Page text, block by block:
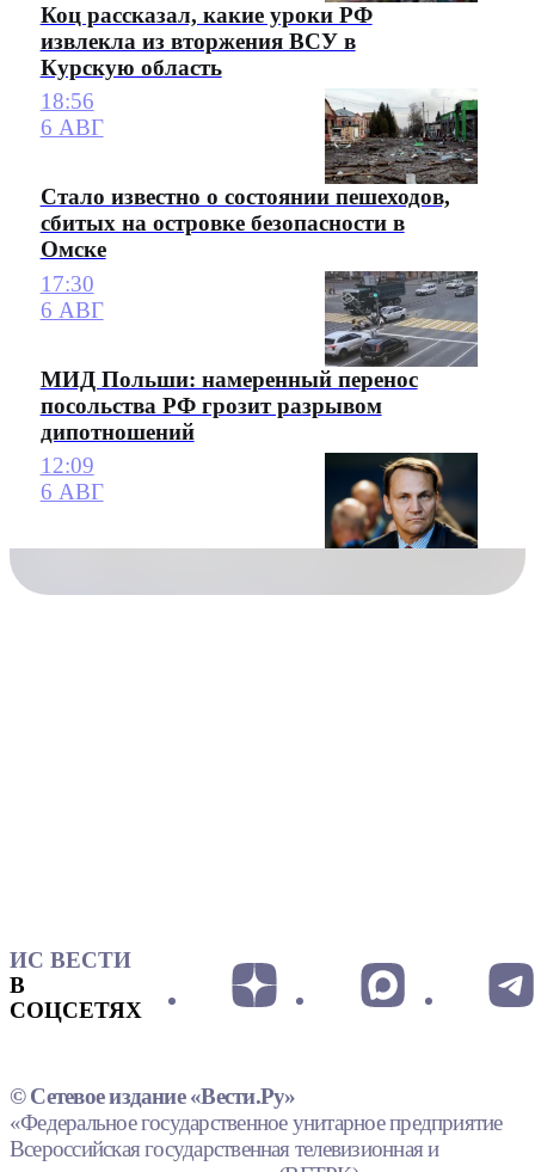
Коц рассказал, какие уроки РФ
извлекла из вторжения ВСУ в
Курскую область
18:56
6 АВГ
Стало известно о состоянии пешеходов,
сбитых на островке безопасности в
Омске
17:30
6 АВГ
МИД Польши: намеренный перенос
посольства РФ грозит разрывом
дипотношений
12:09
6 АВГ
ИС ВЕСТИ
В
СОЦСЕТЯХ
© Сетевое издание «Вести.Ру»
«Федеральное государственное унитарное предприятие
Всероссийская государственная телевизионная и